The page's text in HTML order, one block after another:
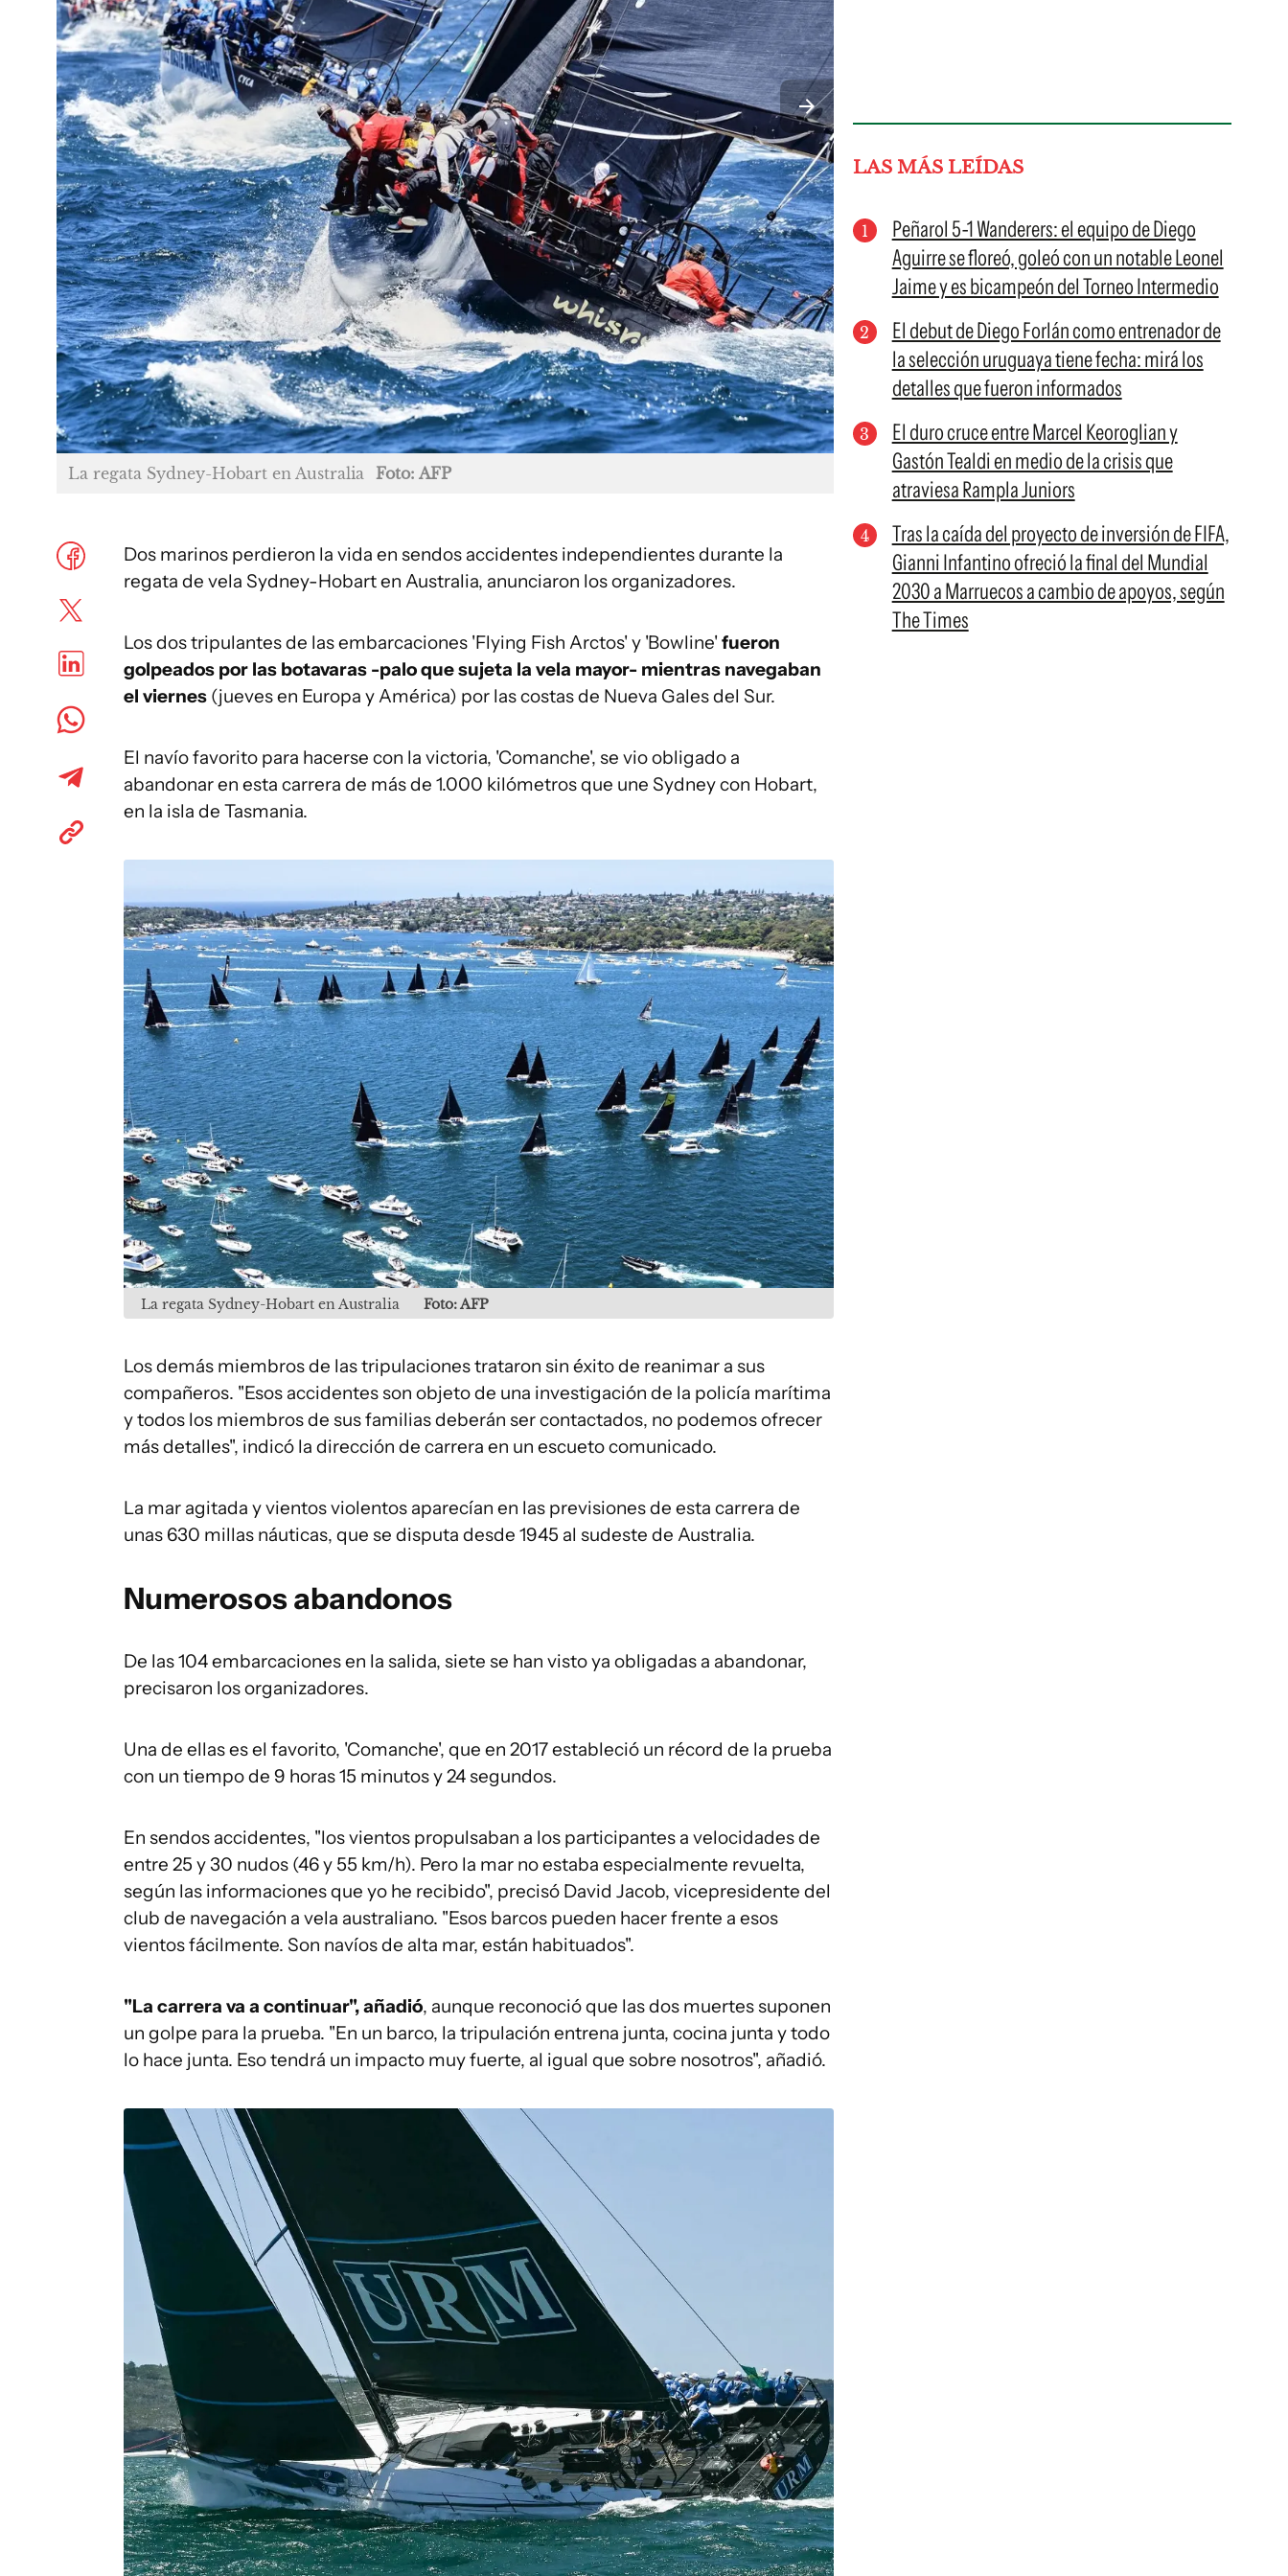
La regata Sydney-Hobart en Australia Foto: AFP
Dos marinos perdieron la vida en sendos accidentes independientes durante la
regata de vela Sydney-Hobart en Australia, anunciaron los organizadores.
Los dos tripulantes de las embarcaciones 'Flying Fish Arctos' y 'Bowline' fueron
golpeados por las botavaras -palo que sujeta la vela mayor- mientras navegaban
el viernes (jueves en Europa y América) por las costas de Nueva Gales del Sur.
El navío favorito para hacerse con la victoria, 'Comanche', se vio obligado a
abandonar en esta carrera de más de 1.000 kilómetros que une Sydney con Hobart,
en la isla de Tasmania.
La regata Sydney-Hobart en Australia Foto: AFP
Los demás miembros de las tripulaciones trataron sin éxito de reanimar a sus
compañeros. "Esos accidentes son objeto de una investigación de la policía marítima
y todos los miembros de sus familias deberán ser contactados, no podemos ofrecer
más detalles", indicó la dirección de carrera en un escueto comunicado.
La mar agitada y vientos violentos aparecían en las previsiones de esta carrera de
unas 630 millas náuticas, que se disputa desde 1945 al sudeste de Australia.
Numerosos abandonos
De las 104 embarcaciones en la salida, siete se han visto ya obligadas a abandonar,
precisaron los organizadores.
Una de ellas es el favorito, 'Comanche', que en 2017 estableció un récord de la prueba
con un tiempo de 9 horas 15 minutos y 24 segundos.
En sendos accidentes, "los vientos propulsaban a los participantes a velocidades de
entre 25 y 30 nudos (46 y 55 km/h). Pero la mar no estaba especialmente revuelta,
según las informaciones que yo he recibido", precisó David Jacob, vicepresidente del
club de navegación a vela australiano. "Esos barcos pueden hacer frente a esos
vientos fácilmente. Son navíos de alta mar, están habituados".
"La carrera va a continuar", añadió, aunque reconoció que las dos muertes suponen
un golpe para la prueba. "En un barco, la tripulación entrena junta, cocina junta y todo
lo hace junta. Eso tendrá un impacto muy fuerte, al igual que sobre nosotros", añadió.
LAS MÁS LEÍDAS
Peñarol 5-1 Wanderers: el equipo de Diego
Aguirre se floreó, goleó con un notable Leonel
Jaime y es bicampeón del Torneo Intermedio
El debut de Diego Forlán como entrenador de
la selección uruguaya tiene fecha: mirá los
detalles que fueron informados
El duro cruce entre Marcel Keoroglian y
Gastón Tealdi en medio de la crisis que
atraviesa Rampla Juniors
Tras la caída del proyecto de inversión de FIFA,
Gianni Infantino ofreció la final del Mundial
2030 a Marruecos a cambio de apoyos, según
The Times